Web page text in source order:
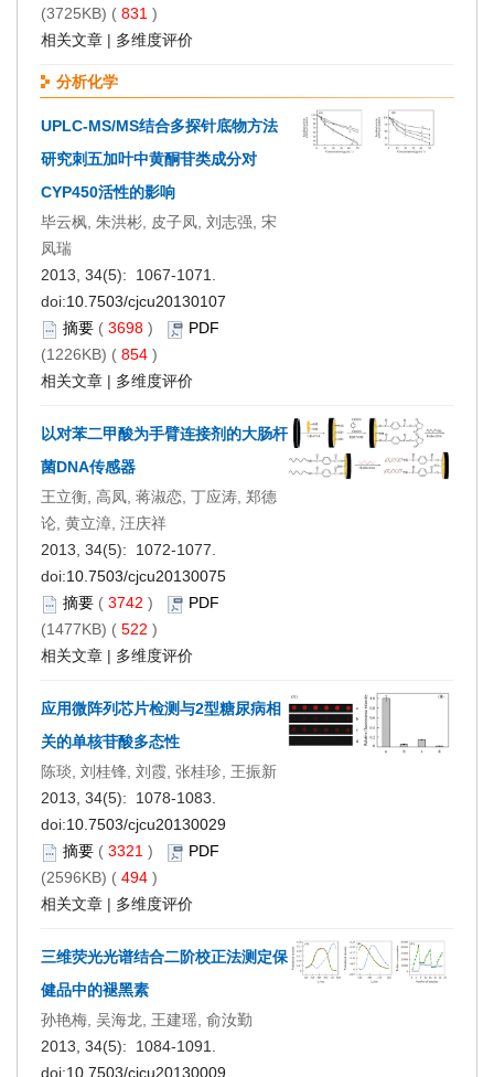
(3725KB) ( 831 )
相关文章 | 多维度评价
分析化学
UPLC-MS/MS结合多探针底物方法
研究刺五加叶中黄酮苷类成分对
CYP450活性的影响
毕云枫, 朱洪彬, 皮子凤, 刘志强, 宋
凤瑞
2013, 34(5): 1067-1071.
doi:10.7503/cjcu20130107
摘要 ( 3698 )
PDF
(1226KB) ( 854 )
相关文章 | 多维度评价
以对苯二甲酸为手臂连接剂的大肠杆
菌DNA传感器
王立衡, 高凤, 蒋淑恋, 丁应涛, 郑德
论, 黄立漳, 汪庆祥
2013, 34(5): 1072-1077.
doi:10.7503/cjcu20130075
摘要 ( 3742 )
PDF
(1477KB) ( 522 )
相关文章 | 多维度评价
应用微阵列芯片检测与2型糖尿病相
关的单核苷酸多态性
陈琰, 刘桂锋, 刘霞, 张桂珍, 王振新
2013, 34(5): 1078-1083.
doi:10.7503/cjcu20130029
摘要 ( 3321 )
PDF
(2596KB) ( 494 )
相关文章 | 多维度评价
三维荧光光谱结合二阶校正法测定保
健品中的褪黑素
孙艳梅, 吴海龙, 王建瑶, 俞汝勤
2013, 34(5): 1084-1091.
doi:10.7503/cjcu20130009